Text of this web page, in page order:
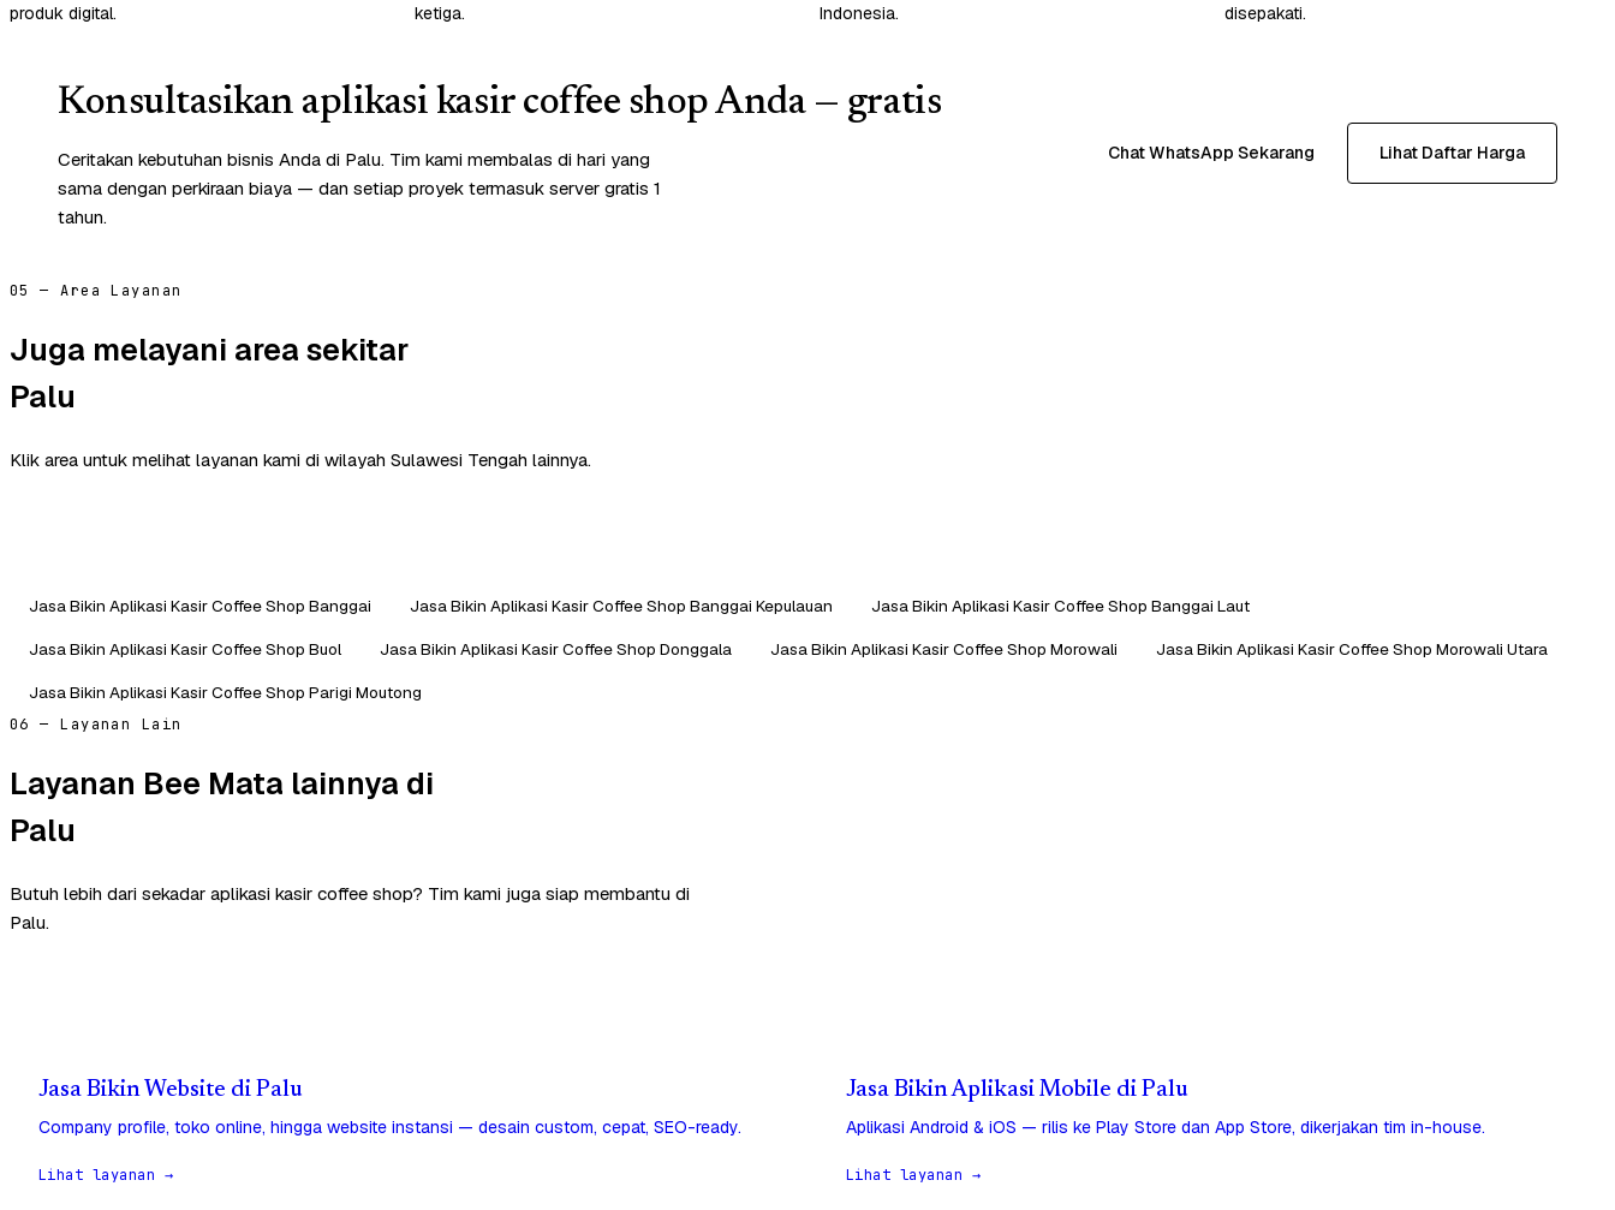
produk digital.
ketiga.
Indonesia.
disepakati.
Konsultasikan aplikasi kasir coffee shop Anda — gratis
Ceritakan kebutuhan bisnis Anda di Palu. Tim kami membalas di hari yang
sama dengan perkiraan biaya — dan setiap proyek termasuk server gratis 1
tahun.
Chat WhatsApp Sekarang Lihat Daftar Harga
05 — Area Layanan
Juga melayani area sekitar
Palu
Klik area untuk melihat layanan kami di wilayah Sulawesi Tengah lainnya.
Jasa Bikin Aplikasi Kasir Coffee Shop Banggai Jasa Bikin Aplikasi Kasir Coffee Shop Banggai Kepulauan
Jasa Bikin Aplikasi Kasir Coffee Shop Banggai Laut
Jasa Bikin Aplikasi Kasir Coffee Shop Buol
Jasa Bikin Aplikasi Kasir Coffee Shop Donggala Jasa Bikin Aplikasi Kasir Coffee Shop Morowali
Jasa Bikin Aplikasi Kasir Coffee Shop Morowali Utara
Jasa Bikin Aplikasi Kasir Coffee Shop Parigi Moutong
06 — Layanan Lain
Layanan Bee Mata lainnya di
Palu
Butuh lebih dari sekadar aplikasi kasir coffee shop? Tim kami juga siap membantu di
Palu.
Jasa Bikin Website di Palu
Company profile, toko online, hingga website instansi — desain custom, cepat, SEO-ready.
Lihat layanan →
Jasa Bikin Aplikasi Mobile di Palu
Aplikasi Android & iOS — rilis ke Play Store dan App Store, dikerjakan tim in-house.
Lihat layanan →